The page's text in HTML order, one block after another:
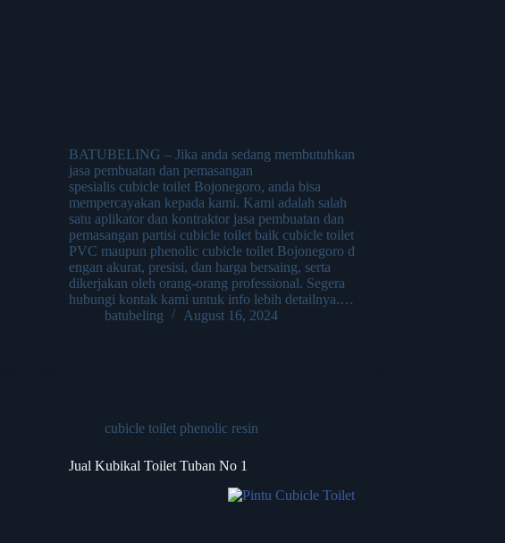
BATUBELING – Jika anda sedang membutuhkan
jasa pembuatan dan pemasangan
spesialis cubicle toilet Bojonegoro, anda bisa
mempercayakan kepada kami. Kami adalah salah
satu aplikator dan kontraktor jasa pembuatan dan
pemasangan partisi cubicle toilet baik cubicle toilet
PVC maupun phenolic cubicle toilet Bojonegoro d
engan akurat, presisi, dan harga bersaing, serta
dikerjakan oleh orang-orang professional. Segera
hubungi kontak kami untuk info lebih detailnya.…
batubeling
August 16, 2024
cubicle toilet phenolic resin
Jual Kubikal Toilet Tuban No 1